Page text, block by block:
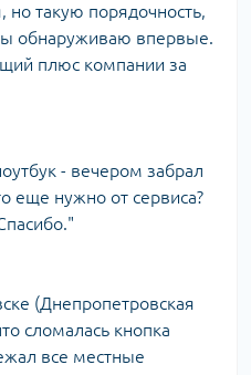
но такую порядочность,
обнаруживаю впервые.
плюс компании за
- вечером забрал
еще нужно от сервиса?
(Днепропетровская
сломалась кнопка
все местные